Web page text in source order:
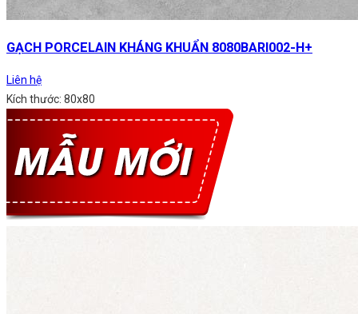
GẠCH PORCELAIN KHÁNG KHUẨN 8080BARI002-H+
Liên hệ
Kích thước: 80x80